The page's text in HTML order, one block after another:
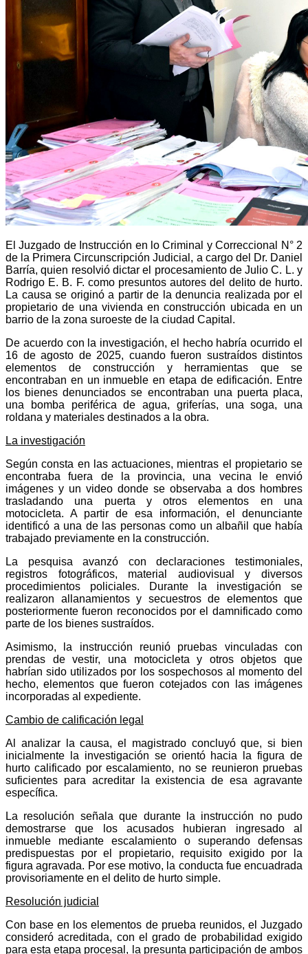
El Juzgado de Instrucción en lo Criminal y Correccional N° 2
de la Primera Circunscripción Judicial, a cargo del Dr. Daniel
Barría, quien resolvió dictar el procesamiento de Julio C. L. y
Rodrigo E. B. F. como presuntos autores del delito de hurto.
La causa se originó a partir de la denuncia realizada por el
propietario de una vivienda en construcción ubicada en un
barrio de la zona suroeste de la ciudad Capital.
De acuerdo con la investigación, el hecho habría ocurrido el
16 de agosto de 2025, cuando fueron sustraídos distintos
elementos de construcción y herramientas que se
encontraban en un inmueble en etapa de edificación. Entre
los bienes denunciados se encontraban una puerta placa,
una bomba periférica de agua, griferías, una soga, una
roldana y materiales destinados a la obra.
La investigación
Según consta en las actuaciones, mientras el propietario se
encontraba fuera de la provincia, una vecina le envió
imágenes y un video donde se observaba a dos hombres
trasladando una puerta y otros elementos en una
motocicleta. A partir de esa información, el denunciante
identificó a una de las personas como un albañil que había
trabajado previamente en la construcción.
La pesquisa avanzó con declaraciones testimoniales,
registros fotográficos, material audiovisual y diversos
procedimientos policiales. Durante la investigación se
realizaron allanamientos y secuestros de elementos que
posteriormente fueron reconocidos por el damnificado como
parte de los bienes sustraídos.
Asimismo, la instrucción reunió pruebas vinculadas con
prendas de vestir, una motocicleta y otros objetos que
habrían sido utilizados por los sospechosos al momento del
hecho, elementos que fueron cotejados con las imágenes
incorporadas al expediente.
Cambio de calificación legal
Al analizar la causa, el magistrado concluyó que, si bien
inicialmente la investigación se orientó hacia la figura de
hurto calificado por escalamiento, no se reunieron pruebas
suficientes para acreditar la existencia de esa agravante
específica.
La resolución señala que durante la instrucción no pudo
demostrarse que los acusados hubieran ingresado al
inmueble mediante escalamiento o superando defensas
predispuestas por el propietario, requisito exigido por la
figura agravada. Por ese motivo, la conducta fue encuadrada
provisoriamente en el delito de hurto simple.
Resolución judicial
Con base en los elementos de prueba reunidos, el Juzgado
consideró acreditada, con el grado de probabilidad exigido
para esta etapa procesal, la presunta participación de ambos